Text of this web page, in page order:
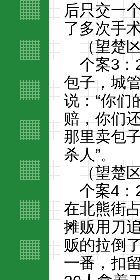
后只交一
了多次手
（望楚
个案3：
包子，城
说：“你们
赔，你们
那里卖包
杀人”。
（望楚
个案4：
在北熊街
摊贩用刀
贩的拉倒
一番，扣